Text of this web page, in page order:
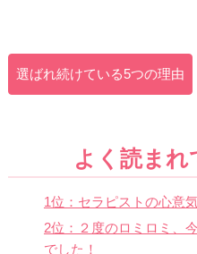
選ばれ続けている5つの理由
よく読まれ
1位：セラピストの心意
2位：２度のロミロミ、
でした！